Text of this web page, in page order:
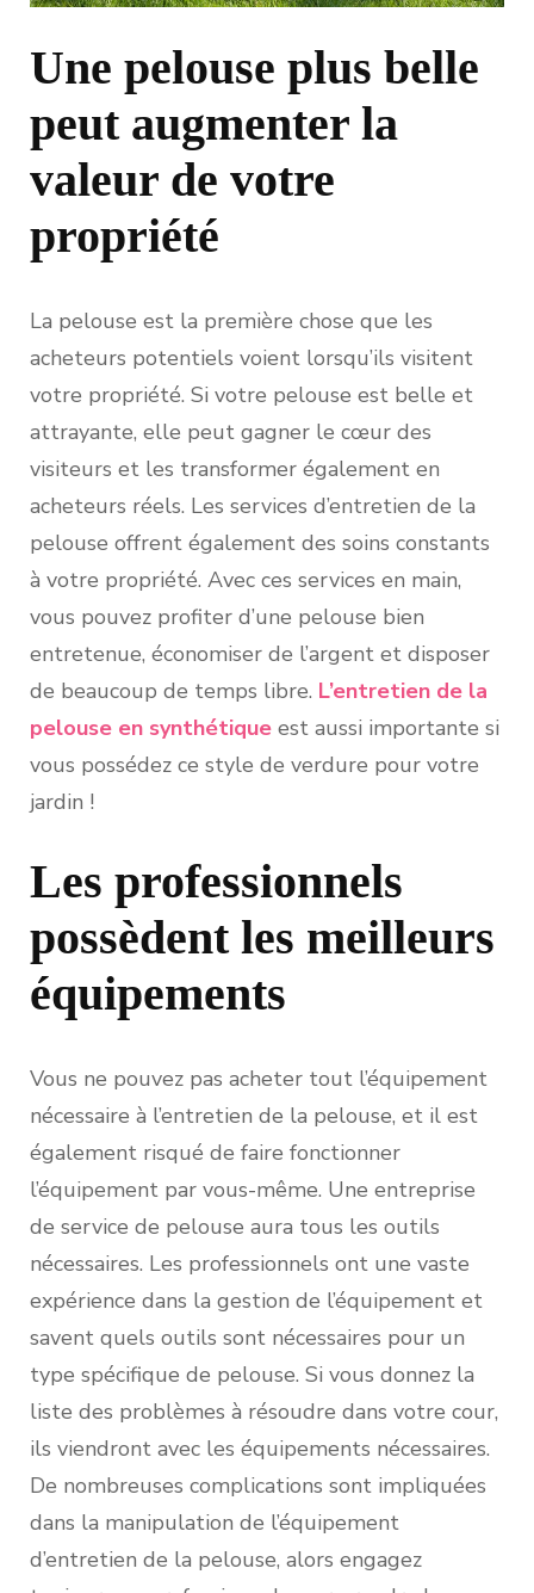
Une pelouse plus belle
peut augmenter la
valeur de votre
propriété
La pelouse est la première chose que les
acheteurs potentiels voient lorsqu’ils visitent
votre propriété. Si votre pelouse est belle et
attrayante, elle peut gagner le cœur des
visiteurs et les transformer également en
acheteurs réels. Les services d’entretien de la
pelouse offrent également des soins constants
à votre propriété. Avec ces services en main,
vous pouvez profiter d’une pelouse bien
entretenue, économiser de l’argent et disposer
de beaucoup de temps libre. L’entretien de la
pelouse en synthétique est aussi importante si
vous possédez ce style de verdure pour votre
jardin !
Les professionnels
possèdent les meilleurs
équipements
Vous ne pouvez pas acheter tout l’équipement
nécessaire à l’entretien de la pelouse, et il est
également risqué de faire fonctionner
l’équipement par vous-même. Une entreprise
de service de pelouse aura tous les outils
nécessaires. Les professionnels ont une vaste
expérience dans la gestion de l’équipement et
savent quels outils sont nécessaires pour un
type spécifique de pelouse. Si vous donnez la
liste des problèmes à résoudre dans votre cour,
ils viendront avec les équipements nécessaires.
De nombreuses complications sont impliquées
dans la manipulation de l’équipement
d’entretien de la pelouse, alors engagez